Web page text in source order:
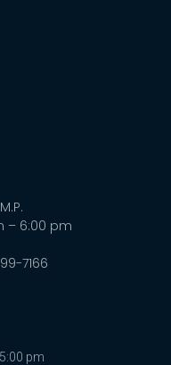
– 6:00 pm
7166
pm